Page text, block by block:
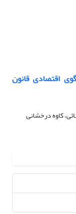
اقتصادی قانون
کاوه درخشانی